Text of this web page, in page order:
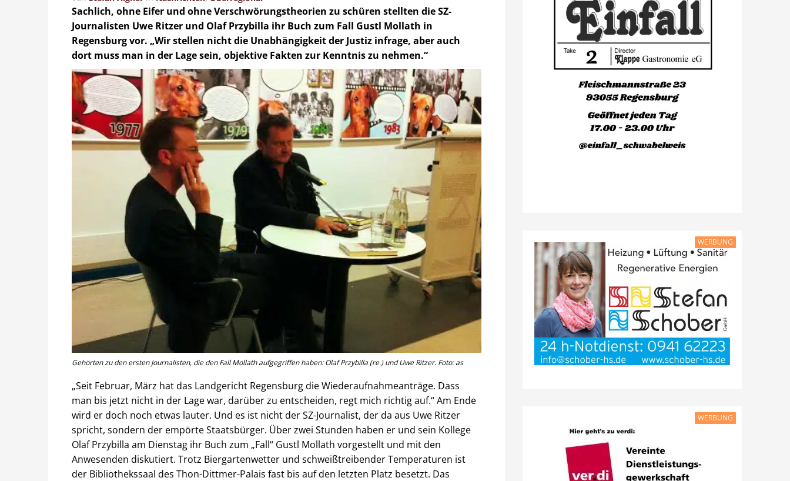
Sachlich, ohne Eifer und ohne Verschwörungstheorien zu schüren stellten die SZ-
Journalisten Uwe Ritzer und Olaf Przybilla ihr Buch zum Fall Gustl Mollath in
Regensburg vor. „Wir stellen nicht die Unabhängigkeit der Justiz infrage, aber auch
dort muss man in der Lage sein, objektive Fakten zur Kenntnis zu nehmen.“
Gehörten zu den ersten Journalisten, die den Fall Mollath aufgegriffen haben: Olaf Przybilla (re.) und Uwe Ritzer. Foto: as
„Seit Februar, März hat das Landgericht Regensburg die Wiederaufnahmeanträge. Dass
man bis jetzt nicht in der Lage war, darüber zu entscheiden, regt mich richtig auf.“ Am Ende
wird er doch noch etwas lauter. Und es ist nicht der SZ-Journalist, der da aus Uwe Ritzer
spricht, sondern der empörte Staatsbürger. Über zwei Stunden haben er und sein Kollege
Olaf Przybilla am Dienstag ihr Buch zum „Fall“ Gustl Mollath vorgestellt und mit den
Anwesenden diskutiert. Trotz Biergartenwetter und schweißtreibender Temperaturen ist
der Bibliothekssaal des Thon-Dittmer-Palais fast bis auf den letzten Platz besetzt. Das
WERBUNG
WERBUNG